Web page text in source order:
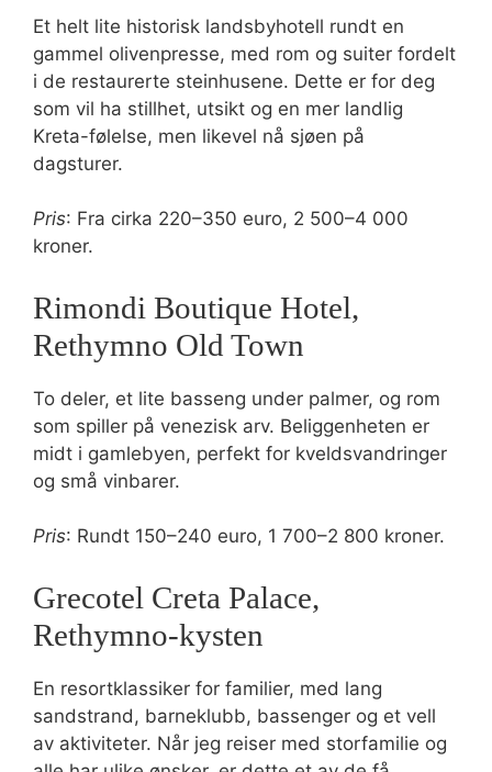
Et helt lite historisk landsbyhotell rundt en
gammel olivenpresse, med rom og suiter fordelt
i de restaurerte steinhusene. Dette er for deg
som vil ha stillhet, utsikt og en mer landlig
Kreta-følelse, men likevel nå sjøen på
dagsturer.
Pris: Fra cirka 220–350 euro, 2 500–4 000
kroner.
Rimondi Boutique Hotel,
Rethymno Old Town
To deler, et lite basseng under palmer, og rom
som spiller på venezisk arv. Beliggenheten er
midt i gamlebyen, perfekt for kveldsvandringer
og små vinbarer.
Pris: Rundt 150–240 euro, 1 700–2 800 kroner.
Grecotel Creta Palace,
Rethymno-kysten
En resortklassiker for familier, med lang
sandstrand, barneklubb, bassenger og et vell
av aktiviteter. Når jeg reiser med storfamilie og